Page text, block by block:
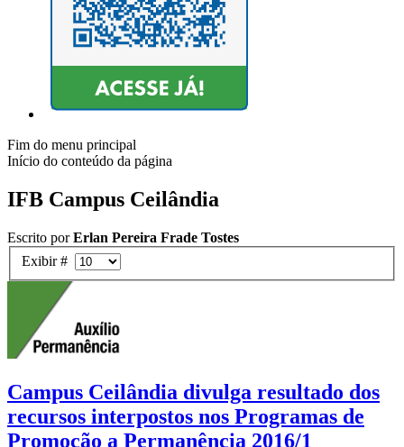
Fim do menu principal
Início do conteúdo da página
IFB Campus Ceilândia
Escrito porErlan Pereira Frade Tostes
Exibir #
Campus Ceilândia divulga resultado dos
recursos interpostos nos Programas de
Promoção a Permanência 2016/1